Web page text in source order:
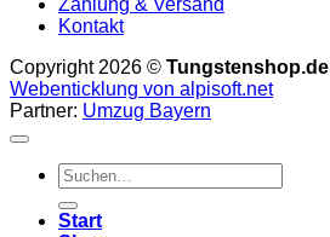
Zahlung & Versand
Kontakt
Copyright 2026 © Tungstenshop.de
Webenticklung von alpisoft.net
Partner: Umzug Bayern
Suche
nach:
Start